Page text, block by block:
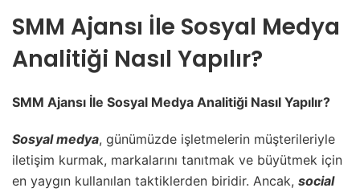
SMM Ajansı İle Sosyal Medya
Analitiği Nasıl Yapılır?
SMM Ajansı İle Sosyal Medya Analitiği Nasıl Yapılır?
Sosyal medya, günümüzde işletmelerin müşterileriyle
iletişim kurmak, markalarını tanıtmak ve büyütmek için
en yaygın kullanılan taktiklerden biridir. Ancak, social